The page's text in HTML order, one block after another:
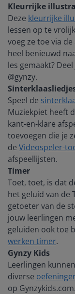
Kleurrijke
Deze kleurrijke
lessen op te
voeg ze toe via
heel benieuwd
les gemaakt?
@gynzy.
Speel de
Muziekpiet heeft
kant-en-klare
toevoegen die je
de Videospeler-
afspeellijsten.
Timer
Toet, toet, is dat
het geluid van de
getoeter van de
jouw leerlingen
geluiden ook toe
werken timer.
Gynzy Kids
Leerlingen
diverse
op Gynzykids.com.